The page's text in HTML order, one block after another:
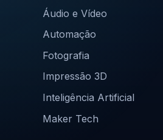
Áudio e Vídeo
Automação
Fotografia
Impressão 3D
Inteligência Artificial
Maker Tech